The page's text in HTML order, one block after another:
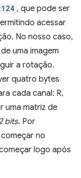
, que pode ser
acessar
No nosso caso,
uma imagem
a rotação.
quatro bytes
cada canal: R,
uma matriz de
bits. Por
no
logo após